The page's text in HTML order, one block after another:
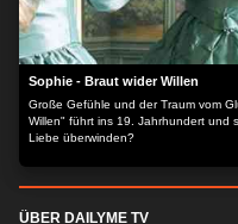
Sophie - Braut wider Willen
Große Gefühle und der Traum vom
Willen" führt ins 19. Jahrhundert und
Liebe überwinden?
ÜBER DAILYME TV